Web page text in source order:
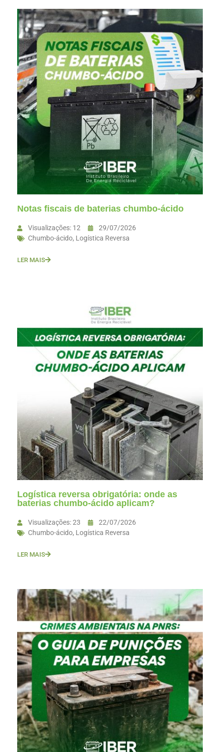
Notas fiscais de baterias chumbo-ácido
Visualizações: 12
29/07/2026
Chumbo-ácido, Logística Reversa
LER MAIS
Logística reversa obrigatória: onde as
baterias chumbo-ácido aplicam?
Visualizações: 23
22/07/2026
Chumbo-ácido, Logística Reversa
LER MAIS